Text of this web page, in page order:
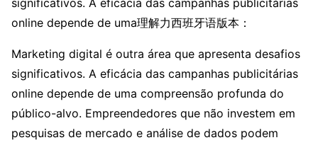
significativos. A eficácia das campanhas publicitárias
online depende de uma理解力西班牙语版本：
Marketing digital é outra área que apresenta desafios
significativos. A eficácia das campanhas publicitárias
online depende de uma compreensão profunda do
público-alvo. Empreendedores que não investem em
pesquisas de mercado e análise de dados podem